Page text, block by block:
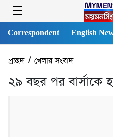
Correspondent English
প্রচ্ছদ/ খেলার সংবাদ
২৯ বছর পর বার্সাকে